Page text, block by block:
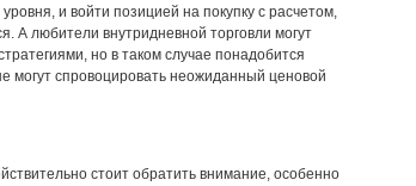
и войти позицией на покупку с расчетом,
А любители внутридневной торговли могут
но в таком случае понадобится
могут спровоцировать неожиданный ценовой
стоит обратить внимание, особенно